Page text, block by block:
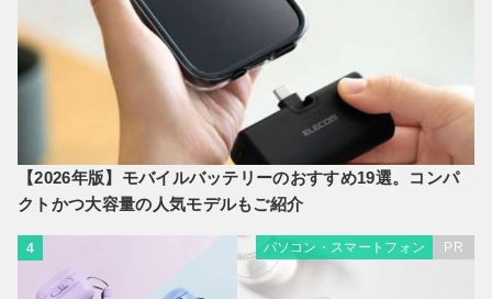
【2026年版】モバイルバッテリーのおすすめ19選。コンパ
クトかつ大容量の人気モデルもご紹介
4 パソコン・スマートフォン PR